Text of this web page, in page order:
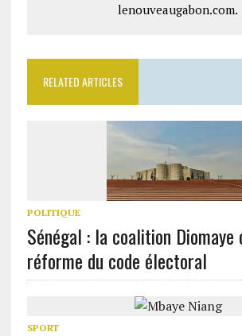
lenouveaugabon.com.
RELATED ARTICLES
POLITIQUE
Sénégal : la coalition
réforme du code électoral
SPORT